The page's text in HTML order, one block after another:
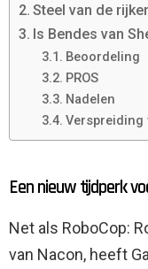
Steel van de
Is Bendes van
Beoordeling
PROS
Nadelen
Verspreiding
Een nieuw tijdperk
Net als RoboCop:
van Nacon, heeft